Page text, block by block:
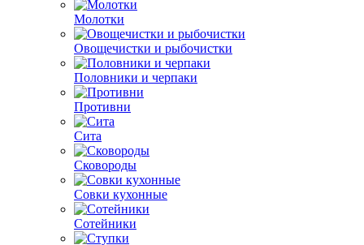
Молотки
Овощечистки и рыбочистки
Половники и черпаки
Противни
Сита
Сковороды
Совки кухонные
Сотейники